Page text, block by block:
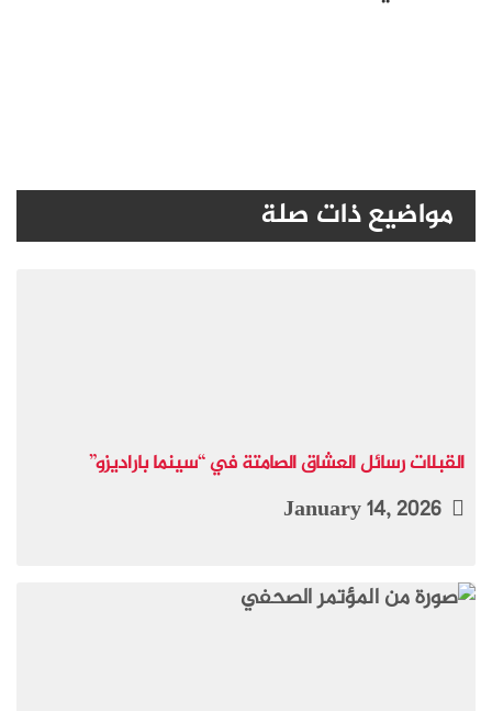
مواضيع ذات صلة
القبلات رسائل العشاق الصامتة في “سينما باراديزو”
January 14, 2026